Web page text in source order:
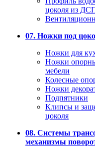
цоколя из
07. Ножки под
Ножки для
Ножки
мебели
Колесные
Ножки
Подпятники
Клипсы и
цоколя
08. Системы
механизмы